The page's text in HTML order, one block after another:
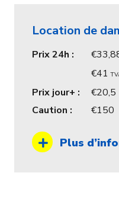
Location de
Prix 24h :
41
Prix jour+ :
20,5
Caution :
150
Plus